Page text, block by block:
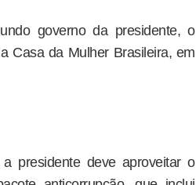
governo da presidente, o
Casa da Mulher Brasileira, em
presidente deve aproveitar o